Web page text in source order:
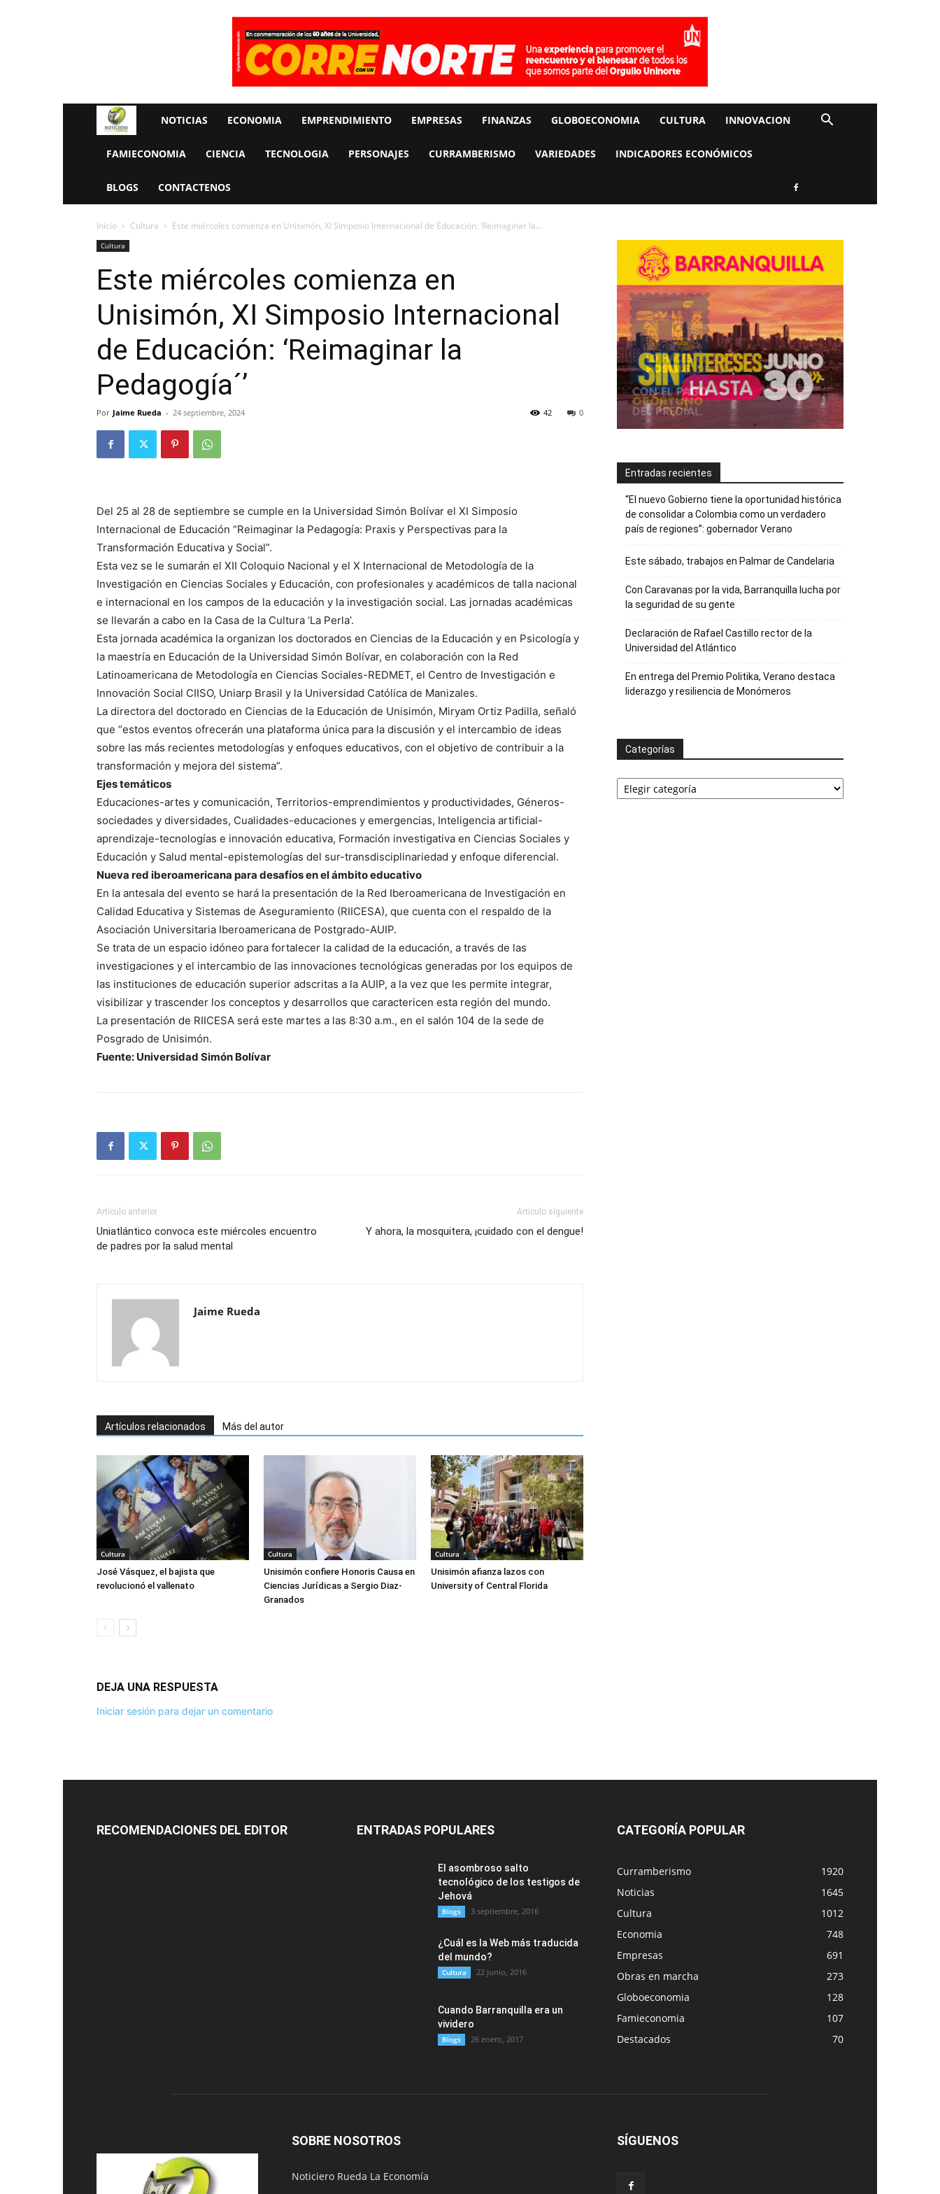
Rueda
La
Economia
NOTICIAS ECONOMIA EMPRENDIMIENTO EMPRESAS FINANZAS GLOBOECONOMIA CULTURA INNOVACION
FAMIECONOMIA CIENCIA TECNOLOGIA PERSONAJES CURRAMBERISMO VARIEDADES INDICADORES ECONÓMICOS
BLOGS CONTACTENOS
Inicio Cultura Este miércoles comienza en Unisimón, XI Simposio Internacional de Educación: ‘Reimaginar la...
Cultura
Este miércoles comienza en
Unisimón, XI Simposio Internacional
de Educación: ‘Reimaginar la
Pedagogía´’
Por Jaime Rueda - 24 septiembre, 2024 0
42
Del 25 al 28 de septiembre se cumple en la Universidad Simón Bolívar el XI Simposio
Internacional de Educación “Reimaginar la Pedagogía: Praxis y Perspectivas para la
Transformación Educativa y Social”.
Esta vez se le sumarán el XII Coloquio Nacional y el X Internacional de Metodología de la
Investigación en Ciencias Sociales y Educación, con profesionales y académicos de talla nacional
e internacional en los campos de la educación y la investigación social. Las jornadas académicas
se llevarán a cabo en la Casa de la Cultura ‘La Perla’.
Esta jornada académica la organizan los doctorados en Ciencias de la Educación y en Psicología y
la maestría en Educación de la Universidad Simón Bolívar, en colaboración con la Red
Latinoamericana de Metodología en Ciencias Sociales-REDMET, el Centro de Investigación e
Innovación Social CIISO, Uniarp Brasil y la Universidad Católica de Manizales.
La directora del doctorado en Ciencias de la Educación de Unisimón, Miryam Ortiz Padilla, señaló
que “estos eventos ofrecerán una plataforma única para la discusión y el intercambio de ideas
sobre las más recientes metodologías y enfoques educativos, con el objetivo de contribuir a la
transformación y mejora del sistema”.
Ejes temáticos
Educaciones-artes y comunicación, Territorios-emprendimientos y productividades, Géneros-
sociedades y diversidades, Cualidades-educaciones y emergencias, Inteligencia artificial-
aprendizaje-tecnologías e innovación educativa, Formación investigativa en Ciencias Sociales y
Educación y Salud mental-epistemologías del sur-transdisciplinariedad y enfoque diferencial.
Nueva red iberoamericana para desafíos en el ámbito educativo
En la antesala del evento se hará la presentación de la Red Iberoamericana de Investigación en
Calidad Educativa y Sistemas de Aseguramiento (RIICESA), que cuenta con el respaldo de la
Asociación Universitaria Iberoamericana de Postgrado-AUIP.
Se trata de un espacio idóneo para fortalecer la calidad de la educación, a través de las
investigaciones y el intercambio de las innovaciones tecnológicas generadas por los equipos de
las instituciones de educación superior adscritas a la AUIP, a la vez que les permite integrar,
visibilizar y trascender los conceptos y desarrollos que caractericen esta región del mundo.
La presentación de RIICESA será este martes a las 8:30 a.m., en el salón 104 de la sede de
Posgrado de Unisimón.
Fuente: Universidad Simón Bolívar
Artículo anterior
Uniatlántico convoca este miércoles encuentro
de padres por la salud mental
Artículo siguiente
Y ahora, la mosquitera, ¡cuidado con el dengue!
Jaime Rueda
Artículos relacionados Más del autor
Cultura
José Vásquez, el bajista que
revolucionó el vallenato
Cultura
Unisimón confiere Honoris Causa en
Ciencias Jurídicas a Sergio Diaz-
Granados
Cultura
Unisimón afianza lazos con
University of Central Florida
DEJA UNA RESPUESTA
Iniciar sesión para dejar un comentario
Entradas recientes
“El nuevo Gobierno tiene la oportunidad histórica
de consolidar a Colombia como un verdadero
país de regiones”: gobernador Verano
Este sábado, trabajos en Palmar de Candelaria
Con Caravanas por la vida, Barranquilla lucha por
la seguridad de su gente
Declaración de Rafael Castillo rector de la
Universidad del Atlántico
En entrega del Premio Politika, Verano destaca
liderazgo y resiliencia de Monómeros
Categorías
Categorías
RECOMENDACIONES DEL EDITOR ENTRADAS POPULARES
El asombroso salto
tecnológico de los testigos de
Jehová
Blogs 3 septiembre, 2016
¿Cuál es la Web más traducida
del mundo?
Cultura 22 junio, 2016
Cuando Barranquilla era un
vividero
Blogs 26 enero, 2017
CATEGORÍA POPULAR
Curramberismo
1920
Noticias
1645
Cultura
1012
Economia
748
Empresas
691
Obras en marcha
273
Globoeconomia
128
Famieconomia
107
Destacados
70
SOBRE NOSOTROS
Noticiero Rueda La Economía
SÍGUENOS